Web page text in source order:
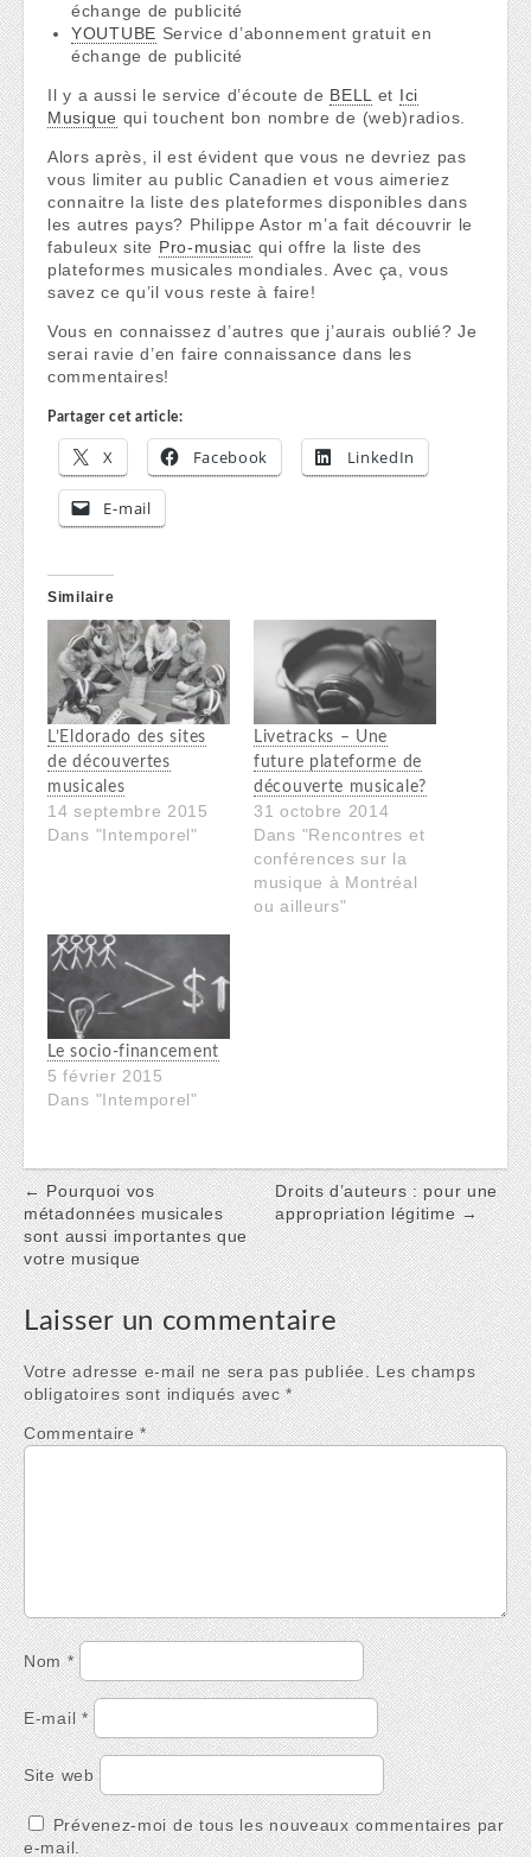
échange de publicité
YOUTUBE Service d’abonnement gratuit en
échange de publicité
Il y a aussi le service d’écoute de BELL et Ici
Musique qui touchent bon nombre de (web)radios.
Alors après, il est évident que vous ne devriez pas
vous limiter au public Canadien et vous aimeriez
connaitre la liste des plateformes disponibles dans
les autres pays? Philippe Astor m’a fait découvrir le
fabuleux site Pro-musiac qui offre la liste des
plateformes musicales mondiales. Avec ça, vous
savez ce qu’il vous reste à faire!
Vous en connaissez d’autres que j’aurais oublié? Je
serai ravie d’en faire connaissance dans les
commentaires!
Partager cet article:
X Facebook LinkedIn
E-mail
Similaire
L’Eldorado des sites
de découvertes
musicales
14 septembre 2015
Dans "Intemporel"
Livetracks – Une
future plateforme de
découverte musicale?
31 octobre 2014
Dans "Rencontres et
conférences sur la
musique à Montréal
ou ailleurs"
Le socio-financement
5 février 2015
Dans "Intemporel"
Post
navigation
← Pourquoi vos
métadonnées musicales
sont aussi importantes que
votre musique
Droits d’auteurs : pour une
appropriation légitime →
Laisser un commentaire
Votre adresse e-mail ne sera pas publiée. Les champs
obligatoires sont indiqués avec*
Commentaire*
Nom*
E-mail*
Site web
Prévenez-moi de tous les nouveaux commentaires par
e-mail.